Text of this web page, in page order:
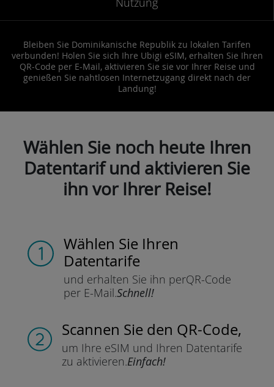
Bleiben Sie Dominikanische Republik zu lokalen Tarifen
verbunden! Holen Sie sich Ihre Ubigi eSIM, erhalten Sie Ihren
QR-Code per E-Mail, aktivieren Sie sie vor Ihrer Reise und
genießen Sie nahtlosen Internetzugang direkt nach der
Landung!
Wählen Sie noch heute Ihren
Datentarif und aktivieren Sie
ihn vor Ihrer Reise!
Wählen Sie Ihren
Datentarife
und erhalten Sie ihn perQR-Code
per E-Mail.Schnell!
Scannen Sie den QR-Code,
um Ihre eSIM und Ihren Datentarife
zu aktivieren.Einfach!